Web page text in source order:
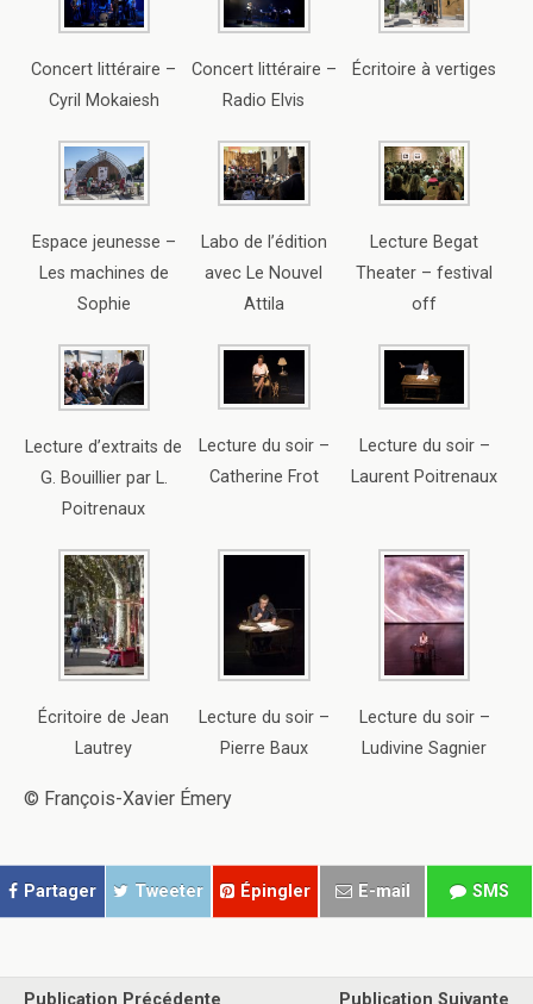
Concert littéraire –
Cyril Mokaiesh
Concert littéraire –
Radio Elvis
Écritoire à vertiges
Espace jeunesse –
Les machines de
Sophie
Labo de l’édition
avec Le Nouvel
Attila
Lecture Begat
Theater – festival
off
Lecture d’extraits de
G. Bouillier par L.
Poitrenaux
Lecture du soir –
Catherine Frot
Lecture du soir –
Laurent Poitrenaux
Écritoire de Jean
Lautrey
Lecture du soir –
Pierre Baux
Lecture du soir –
Ludivine Sagnier
© François-Xavier Émery
Partager Tweeter Épingler E-mail SMS
Publication Précédente Publication Suivante